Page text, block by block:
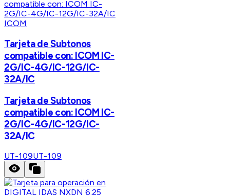
ICOM
Tarjeta de Subtonos
compatible con: ICOM IC-
2G/IC-4G/IC-12G/IC-
32A/IC
Tarjeta de Subtonos
compatible con: ICOM IC-
2G/IC-4G/IC-12G/IC-
32A/IC
UT-109UT-109